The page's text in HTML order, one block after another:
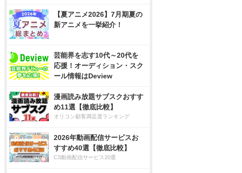
【夏アニメ2026】7月期夏の
新アニメを一挙紹介！
芸能界を志す10代～20代を
応援！オーディション・スク
ール情報はDeview
漫画読み放題サブスクおすす
め11選【徹底比較】
オリコン顧客満足度ランキング
2026年動画配信サービスお
すすめ40選【徹底比較】
CS動画配信サービス20選